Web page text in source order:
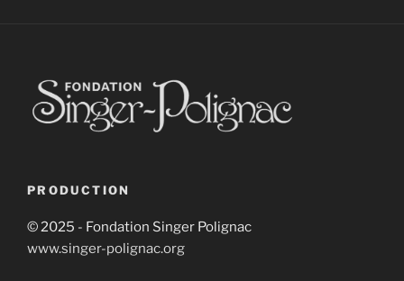
PRODUCTION
© 2025 - Fondation Singer Polignac
www.singer-polignac.org